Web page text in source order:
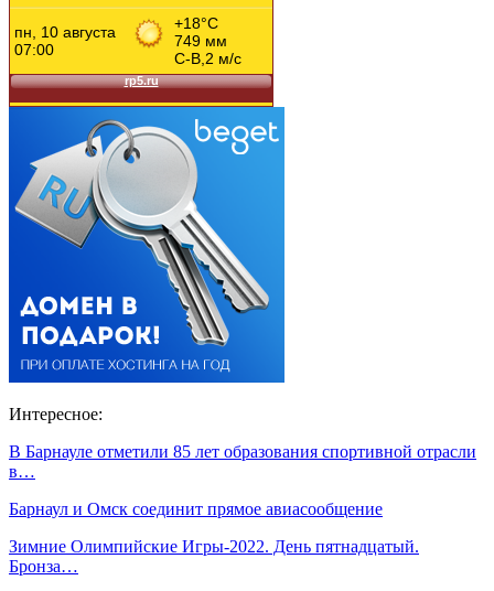
Интересное:
В Барнауле отметили 85 лет образования спортивной отрасли
в…
Барнаул и Омск соединит прямое авиасообщение
Зимние Олимпийские Игры-2022. День пятнадцатый.
Бронза…